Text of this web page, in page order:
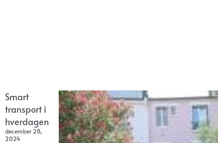
Smart
transport i
hverdagen
december 28,
2024